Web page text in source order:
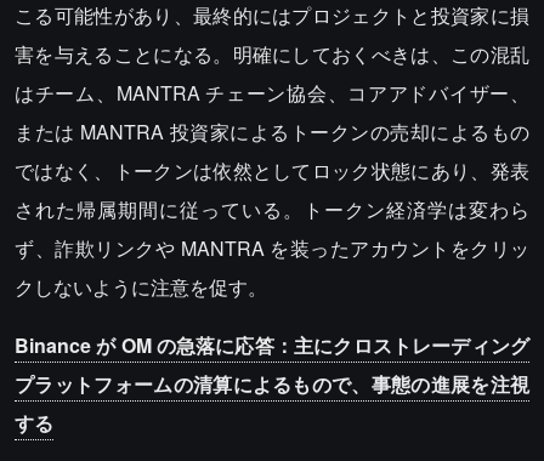
こる可能性があり、最終的にはプロジェクトと投資家に損
害を与えることになる。明確にしておくべきは、この混乱
はチーム、MANTRA チェーン協会、コアアドバイザー、
または MANTRA 投資家によるトークンの売却によるもの
ではなく、トークンは依然としてロック状態にあり、発表
された帰属期間に従っている。トークン経済学は変わら
ず、詐欺リンクや MANTRA を装ったアカウントをクリッ
クしないように注意を促す。
Binance が OM の急落に応答：主にクロストレーディング
プラットフォームの清算によるもので、事態の進展を注視
する